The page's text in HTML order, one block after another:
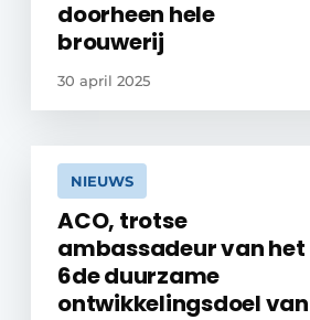
doorheen hele
brouwerij
30 april 2025
NIEUWS
ACO, trotse
ambassadeur van het
6de duurzame
ontwikkelingsdoel van